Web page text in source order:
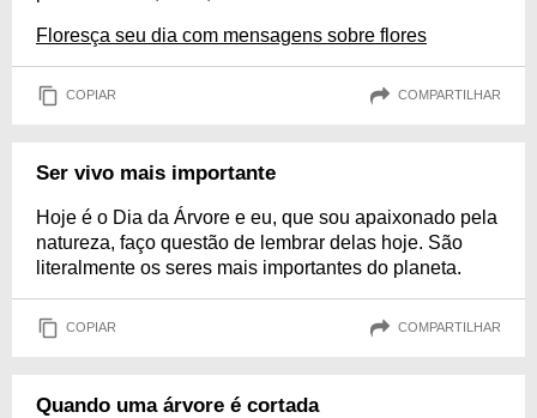
Floresça seu dia com mensagens sobre flores
COPIAR COMPARTILHAR
Ser vivo mais importante
Hoje é o Dia da Árvore e eu, que sou apaixonado pela
natureza, faço questão de lembrar delas hoje. São
literalmente os seres mais importantes do planeta.
COPIAR COMPARTILHAR
Quando uma árvore é cortada